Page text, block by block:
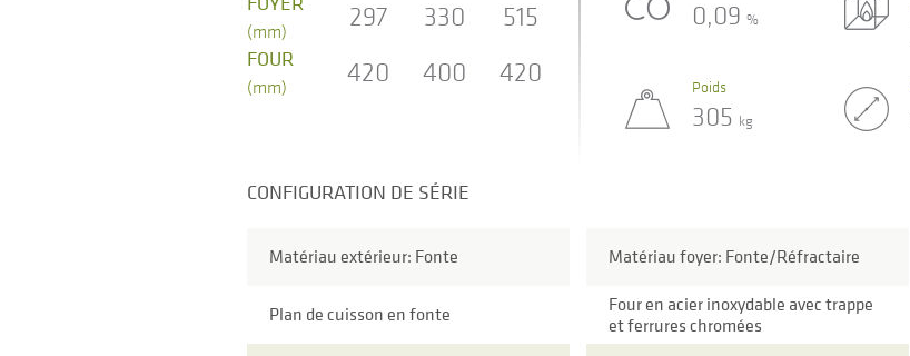
(mm) 297 330 515
FOUR
(mm) 420 400 420
0,09 %
Poids
305 kg
CONFIGURATION DE SÉRIE
Matériau extérieur: Fonte Matériau foyer: Fonte/Réfractaire
Plan de cuisson en fonte
Four en acier inoxydable avec trappe
et ferrures chromées